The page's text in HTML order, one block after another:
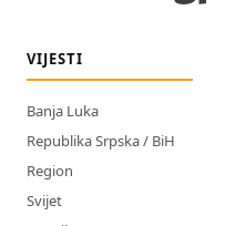
VIJESTI
Banja Luka
Republika Srpska / BiH
Region
Svijet